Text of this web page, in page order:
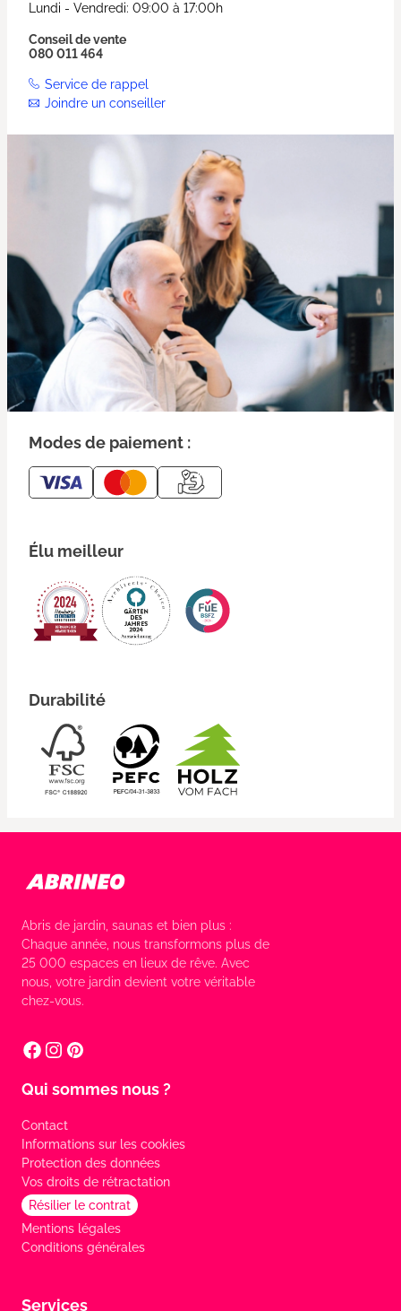
Lundi - Vendredi: 09:00 à 17:00h
Conseil de vente
080 011 464
Service de rappel
Joindre un conseiller
Modes de paiement :
Élu meilleur
Durabilité
Abris de jardin, saunas et bien plus :
Chaque année, nous transformons plus de
25 000 espaces en lieux de rêve. Avec
nous, votre jardin devient votre véritable
chez-vous.
Qui sommes nous ?
Contact
Informations sur les cookies
Protection des données
Vos droits de rétractation
Résilier le contrat
Mentions légales
Conditions générales
Services